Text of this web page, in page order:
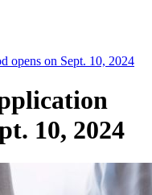
opens on Sept. 10, 2024
10, 2024